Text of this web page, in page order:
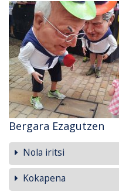
Bergara Ezagutzen
Nola iritsi
Kokapena